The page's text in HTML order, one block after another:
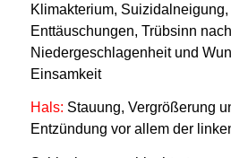
Klimakterium, Suizidalneigung,
Enttäuschungen, Trübsinn
Niedergeschlagenheit und
Einsamkeit
Hals: Stauung, Vergrößerung
Entzündung vor allem der